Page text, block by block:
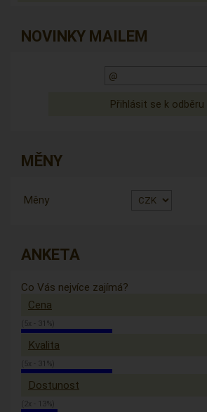
NOVINKY MAILEM
MĚNY
Měny
ANKETA
Co Vás nejvíce zajímá?
Cena
(5x - 31%)
Kvalita
(5x - 31%)
Dostunost
(2x - 13%)